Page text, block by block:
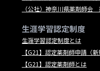
（公社）神奈川県薬剤師会
生涯学習認定制度
生涯学習認定制度とは
【G21】認定薬剤師申請（
【G21】認定薬剤師とは